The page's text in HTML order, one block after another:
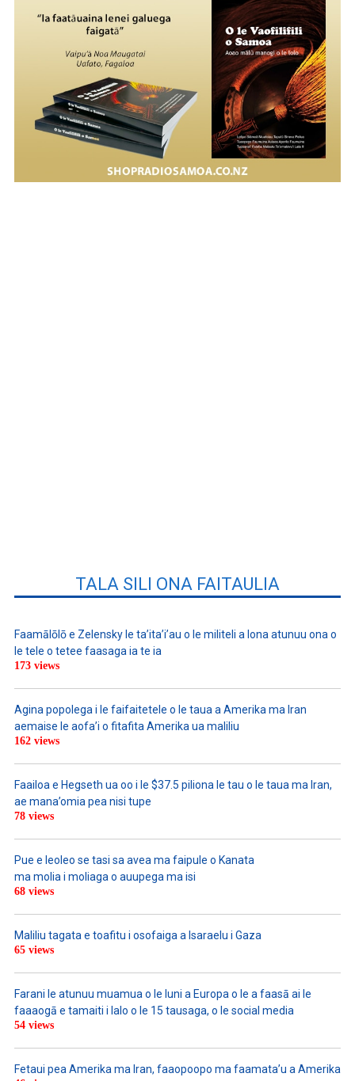
TALA SILI ONA FAITAULIA
Faamālōlō e Zelensky le ta’ita’i’au o le militeli a lona atunuu ona o
le tele o tetee faasaga ia te ia
173 views
Agina popolega i le faifaitetele o le taua a Amerika ma Iran
aemaise le aofa’i o fitafita Amerika ua maliliu
162 views
Faailoa e Hegseth ua oo i le $37.5 piliona le tau o le taua ma Iran,
ae mana’omia pea nisi tupe
78 views
Pue e leoleo se tasi sa avea ma faipule o Kanata
ma molia i moliaga o auupega ma isi
68 views
Maliliu tagata e toafitu i osofaiga a Isaraelu i Gaza
65 views
Farani le atunuu muamua o le Iuni a Europa o le a faasā ai le
faaaogā e tamaiti i lalo o le 15 tausaga, o le social media
54 views
Fetaui pea Amerika ma Iran, faaopoopo ma faamata’u a Amerika